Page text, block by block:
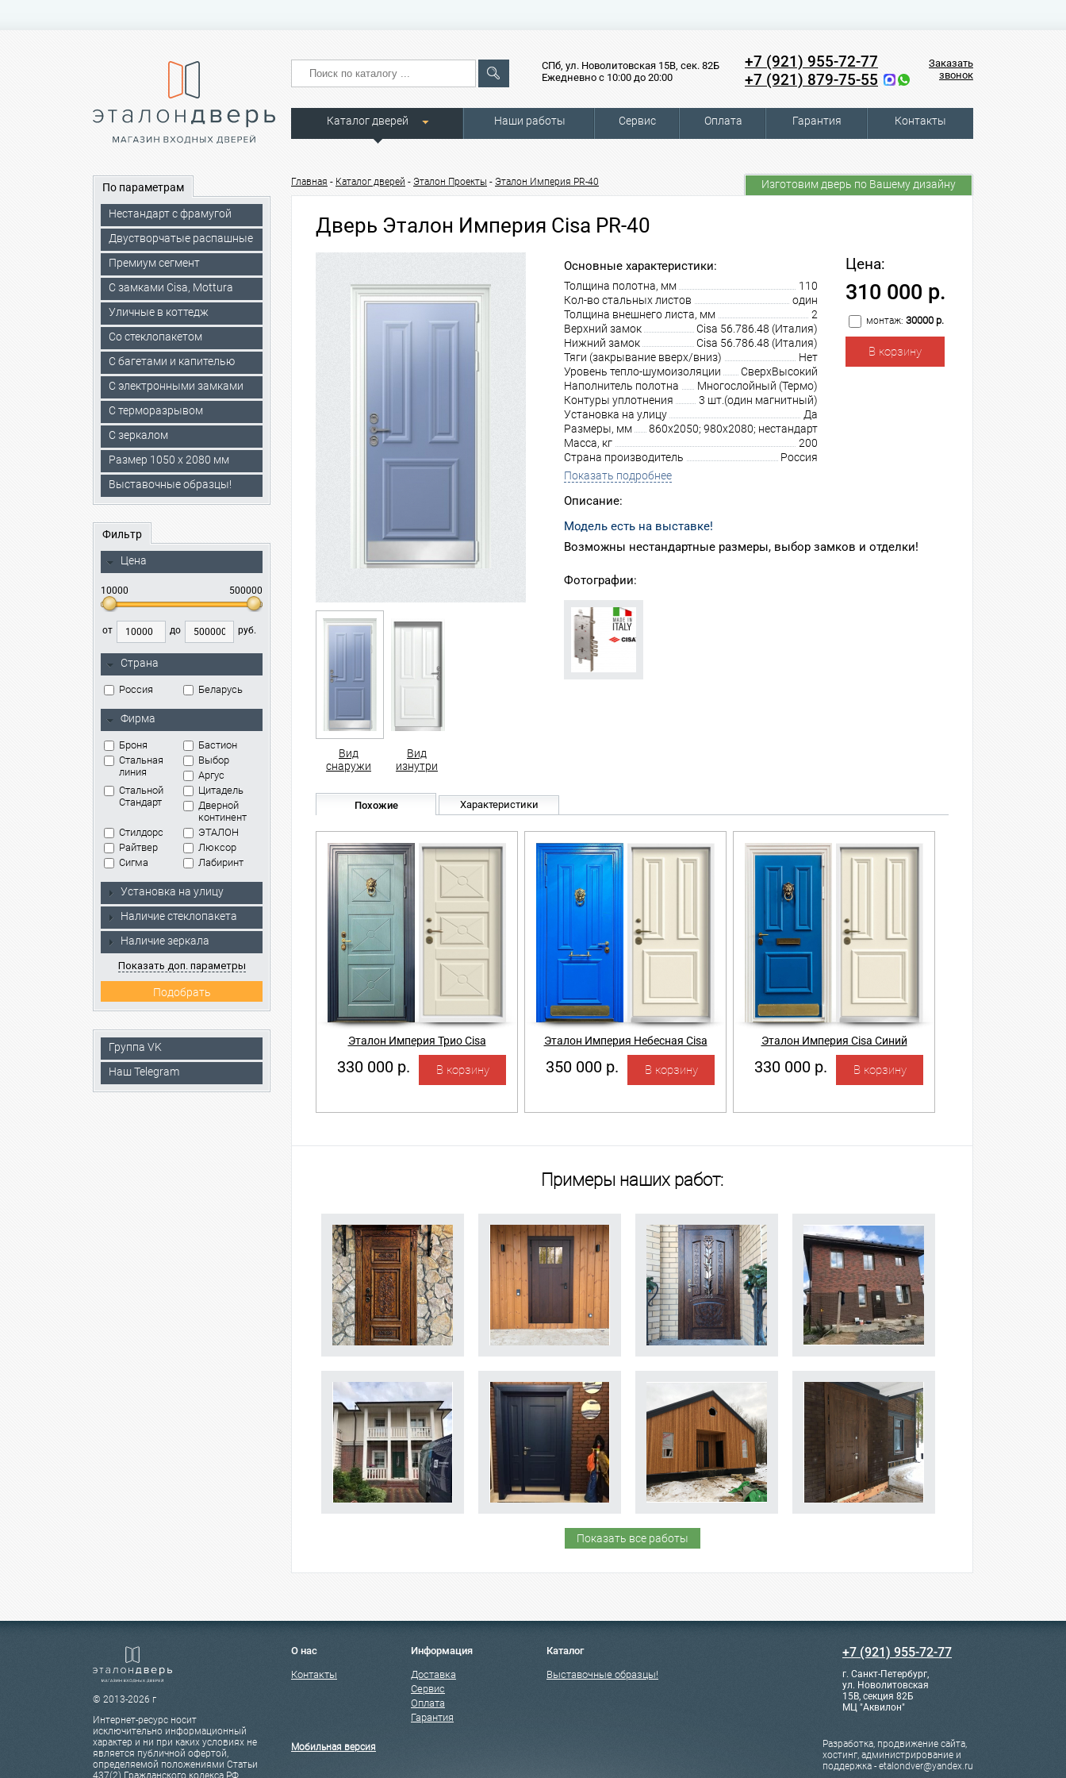
СПб, ул. Новолитовская 15В, сек. 82Б
Ежедневно с 10:00 до 20:00
+7 (921) 955-72-77
+7 (921) 879-75-55
Заказать
звонок
Каталог дверей Наши работы Сервис Оплата Гарантия Контакты
По параметрам
Нестандарт с фрамугой
Двустворчатые распашные
Премиум сегмент
C замками Cisa, Mottura
Уличные в коттедж
Со стеклопакетом
С багетами и капителью
C электронными замками
С терморазрывом
С зеркалом
Размер 1050 х 2080 мм
Выставочные образцы!
Фильтр
Цена
10000 500000
от до руб.
Страна
Россия Беларусь
Фирма
Броня
Бастион
Стальная
линия
Выбор
Аргус
Стальной
Стандарт
Цитадель
Дверной
континент
Стилдорс
ЭТАЛОН
Райтвер
Люксор
Сигма
Лабиринт
Установка на улицу
Наличие стеклопакета
Наличие зеркала
Показать доп. параметры
Группа VK
Наш Telegram
Главная - Каталог дверей - Эталон Проекты - Эталон Империя PR-40 Изготовим дверь по Вашему дизайну
Дверь Эталон Империя Cisa PR-40
Вид
снаружи
Вид
изнутри
Основные характеристики:
Толщина полотна, мм
110
Кол-во стальных листов
один
Толщина внешнего листа, мм
2
Верхний замок
Cisa 56.786.48 (Италия)
Нижний замок
Cisa 56.786.48 (Италия)
Тяги (закрывание вверх/вниз)
Нет
Уровень тепло-шумоизоляции
СверхВысокий
Наполнитель полотна
Многослойный (Термо)
Контуры уплотнения
3 шт.(один магнитный)
Установка на улицу
Да
Размеры, мм
860х2050; 980х2080; нестандарт
Масса, кг
200
Страна производитель
Россия
Показать подробнее
Цена:
310 000 р.
монтаж: 30000 р.
Описание:
Модель есть на выставке!
Возможны нестандартные размеры, выбор замков и отделки!
Фотографии:
Похожие Характеристики
Эталон Империя Трио Cisa
330 000 р.
Эталон Империя Небесная Cisa
350 000 р.
Эталон Империя Cisa Синий
330 000 р.
Примеры наших работ:
Показать все работы
© 2013-2026 г
Интернет-ресурс носит
исключительно информационный
характер и ни при каких условиях не
является публичной офертой,
определяемой положениями Статьи
437(2) Гражданского кодекса РФ.
О нас
Контакты
Информация
Доставка
Сервис
Оплата
Гарантия
Каталог
Выставочные образцы!
Мобильная версия
+7 (921) 955-72-77
г. Санкт-Петербург,
ул. Новолитовская
15В, секция 82Б
МЦ "Аквилон"
Разработка, продвижение сайта,
хостинг, администрирование и
поддержка - etalondver@yandex.ru